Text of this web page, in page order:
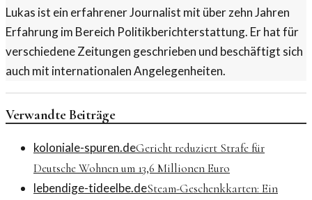
Lukas ist ein erfahrener Journalist mit über zehn Jahren
Erfahrung im Bereich Politikberichterstattung. Er hat für
verschiedene Zeitungen geschrieben und beschäftigt sich
auch mit internationalen Angelegenheiten.
Verwandte Beiträge
koloniale-spuren.deGericht reduziert Strafe für
Deutsche Wohnen um 13,6 Millionen Euro
lebendige-tideelbe.deSteam-Geschenkkarten: Ein